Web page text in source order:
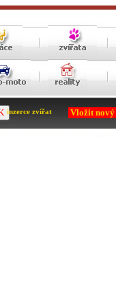
inzerce zvířat Vložit